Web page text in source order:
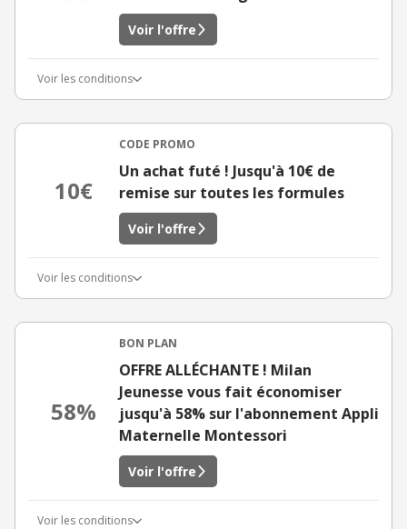
Voir l'offre
Voir les conditions
10€
CODE PROMO
Un achat futé ! Jusqu'à 10€ de
remise sur toutes les formules
Voir l'offre
Voir les conditions
58%
BON PLAN
OFFRE ALLÉCHANTE ! Milan
Jeunesse vous fait économiser
jusqu'à 58% sur l'abonnement Appli
Maternelle Montessori
Voir l'offre
Voir les conditions